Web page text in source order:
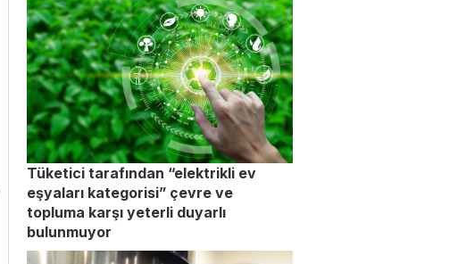
Tüketici tarafından “elektrikli ev
eşyaları kategorisi” çevre ve
topluma karşı yeterli duyarlı
bulunmuyor